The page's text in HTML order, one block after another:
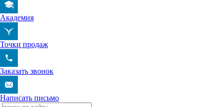
Академия
Точки продаж
Заказать звонок
Написать письмо